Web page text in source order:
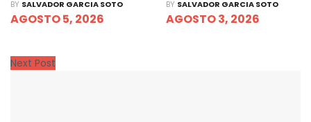
BY SALVADOR GARCIA SOTO
AGOSTO 5, 2026
BY SALVADOR GARCIA SOTO
AGOSTO 3, 2026
Next Post